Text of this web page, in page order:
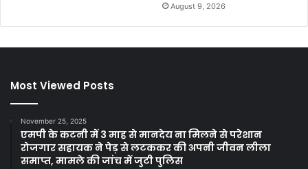
August 9, 2026
Most Viewed Posts
November 25, 2025
एमपी के कटनी में 3 माह से मानदेय ना मिलने से परेशान
रोजगार सहायक ने पेड़ से लटककर की अपनी जीवन लीला
समाप्त, मामले की जांच में जुटी पुलिस